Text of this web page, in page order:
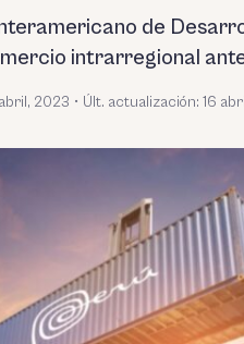
de
intrarregional
2023 • Últ. actualización: 16